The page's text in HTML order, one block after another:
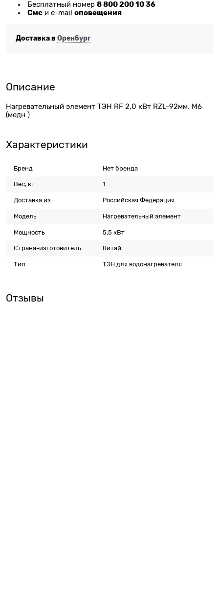
Бесплатный номер 8 800 200 10 36
Смс и e-mail оповещения
Доставка в Оренбург
Описание
Нагревательный элемент ТЭН RF 2,0 кВт RZL-92мм. М6
(медн.)
Характеристики
Бренд Нет бренда
Вес, кг 1
Доставка из Российская Федерация
Модель Нагревательный элемент
Мощность 5,5 кВт
Страна-изготовитель Китай
Тип ТЭН для водонагревателя
Отзывы